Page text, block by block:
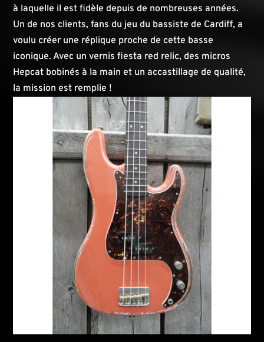
à laquelle il est fidèle depuis de nombreuses années.
Un de nos clients, fans du jeu du bassiste de Cardiff, a
voulu créer une réplique proche de cette basse
iconique. Avec un vernis fiesta red relic, des micros
Hepcat bobinés à la main et un accastillage de qualité,
la mission est remplie !